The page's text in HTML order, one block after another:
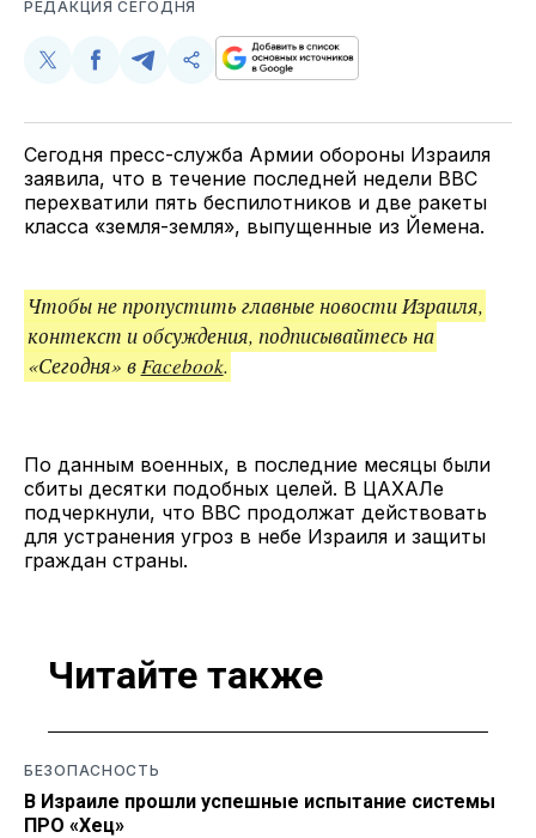
РЕДАКЦИЯ СЕГОДНЯ
Поделиться
Twitter
Поделиться
Facebook
Поделиться
Telegram
Скопируйте
поделитесь
ссылкой
Сегодня пресс-служба Армии обороны Израиля
заявила, что в течение последней недели ВВС
перехватили пять беспилотников и две ракеты
класса «земля-земля», выпущенные из Йемена.
Чтобы не пропустить главные новости Израиля,
контекст и обсуждения, подписывайтесь на
«Сегодня» вFacebook.
По данным военных, в последние месяцы были
сбиты десятки подобных целей. В ЦАХАЛе
подчеркнули, что ВВС продолжат действовать
для устранения угроз в небе Израиля и защиты
граждан страны.
Читайте также
БЕЗОПАСНОСТЬ
В Израиле прошли успешные испытание системы
ПРО «Хец»